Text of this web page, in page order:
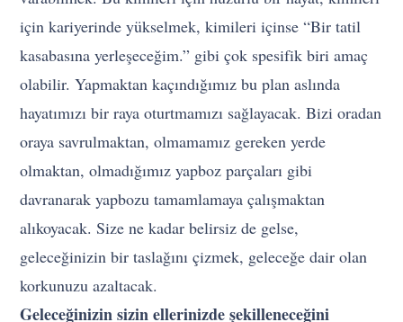
için kariyerinde yükselmek, kimileri içinse “Bir tatil
kasabasına yerleşeceğim.” gibi çok spesifik biri amaç
olabilir. Yapmaktan kaçındığımız bu plan aslında
hayatımızı bir raya oturtmamızı sağlayacak. Bizi oradan
oraya savrulmaktan, olmamamız gereken yerde
olmaktan, olmadığımız yapboz parçaları gibi
davranarak yapbozu tamamlamaya çalışmaktan
alıkoyacak. Size ne kadar belirsiz de gelse,
geleceğinizin bir taslağını çizmek, geleceğe dair olan
korkunuzu azaltacak.
Geleceğinizin sizin ellerinizde şekilleneceğini